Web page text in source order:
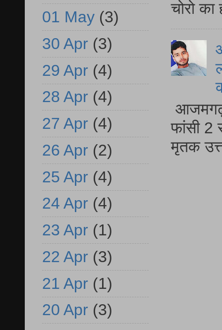
चोरो
आजमगढ़
फांसी 2
मृतक
01 May (3)
30 Apr (3)
29 Apr (4)
28 Apr (4)
27 Apr (4)
26 Apr (2)
25 Apr (4)
24 Apr (4)
23 Apr (1)
22 Apr (3)
21 Apr (1)
20 Apr (3)